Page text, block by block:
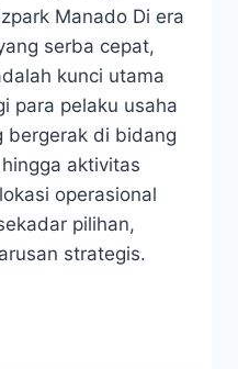
Manado Di era
serba cepat,
kunci utama
para pelaku usaha
bergerak di bidang
aktivitas
operasional
pilihan,
strategis.